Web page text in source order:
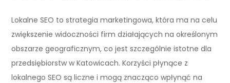
Lokalne SEO to strategia marketingowa, która ma na celu
zwiększenie widoczności firm działających na określonym
obszarze geograficznym, co jest szczególnie istotne dla
przedsiębiorstw w Katowicach. Korzyści płynące z
lokalnego SEO są liczne i mogą znacząco wpłynąć na